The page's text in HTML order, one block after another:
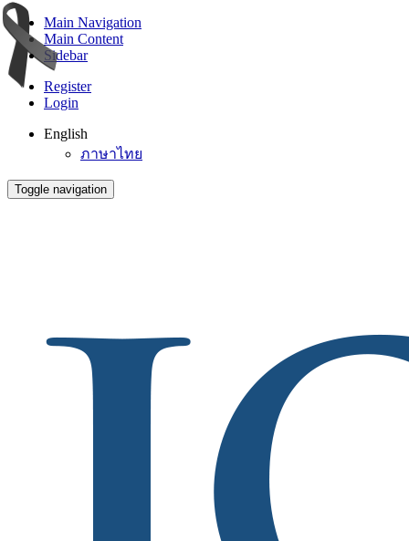
Main Navigation
Main Content
Sidebar
Register
Login
English
ภาษาไทย
Toggle navigation